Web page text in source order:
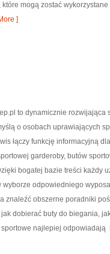
mogą zostać
]
to dynamicznie rozwijająca
o osobach uprawiających
łączy funkcję informacyjną
garderoby, butów
bogatej bazie treści każdy
wyborze odpowiedniego
znaleźć obszerne poradniki
dobierać buty do biegania,
najlepiej odpowiadają